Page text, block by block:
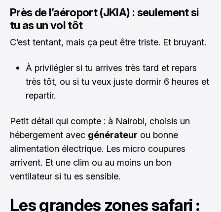
Près de l’aéroport (JKIA) : seulement si
tu as un vol tôt
C’est tentant, mais ça peut être triste. Et bruyant.
À privilégier si tu arrives très tard et repars
très tôt, ou si tu veux juste dormir 6 heures et
repartir.
Petit détail qui compte : à Nairobi, choisis un
hébergement avec générateur ou bonne
alimentation électrique. Les micro coupures
arrivent. Et une clim ou au moins un bon
ventilateur si tu es sensible.
Les grandes zones safari :